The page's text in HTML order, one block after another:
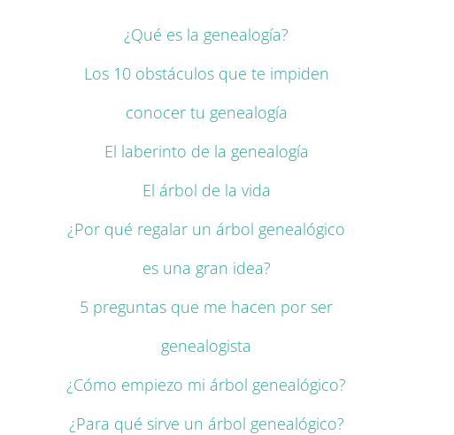
¿Qué es la genealogía?
Los 10 obstáculos que te impiden
conocer tu genealogía
El laberinto de la genealogía
El árbol de la vida
¿Por qué regalar un árbol genealógico
es una gran idea?
5 preguntas que me hacen por ser
genealogista
¿Cómo empiezo mi árbol genealógico?
¿Para qué sirve un árbol genealógico?